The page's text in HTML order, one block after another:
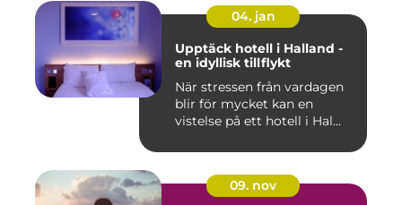
04. jan
Upptäck hotell i Halland -
en idyllisk tillflykt
När stressen från vardagen
blir för mycket kan en
vistelse på ett hotell i Hal...
09. nov